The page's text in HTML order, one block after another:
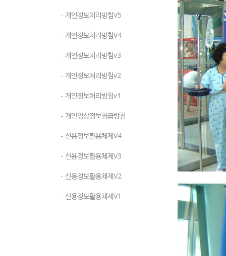
- 개인정보처리방침V5
- 개인정보처리방침V4
- 개인정보처리방침v3
- 개인정보처리방침v2
- 개인정보처리방침v1
- 개인영상정보취급방침
- 신용정보활용체제V4
- 신용정보활용체제V3
- 신용정보활용체제V2
- 신용정보활용체제V1